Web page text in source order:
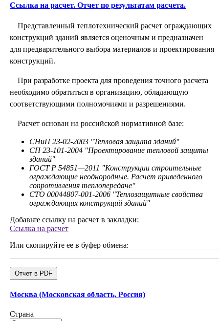
Ссылка на расчет. Отчет по результатам расчета.
Представленный теплотехнический расчет ограждающих
конструкций зданий является оценочным и предназначен
для предварительного выбора материалов и проектирования
конструкций.
При разработке проекта для проведения точного расчета
необходимо обратиться в организацию, обладающую
соответствующими полномочиями и разрешениями.
Расчет основан на российской нормативной базе:
СНиП 23-02-2003 "Тепловая защита зданий"
СП 23-101-2004 "Проектирование тепловой защиты
зданий"
ГОСТ Р 54851—2011 "Конструкции строительные
ограждающие неоднородные. Расчет приведенного
сопротивления теплопередаче"
СТО 00044807-001-2006 "Теплозащитные свойства
ограждающих конструкций зданий"
Добавьте ссылку на расчет в закладки:
Ссылка на расчет
Или скопируйте ее в буфер обмена:
Отчет в PDF
Москва (Московская область, Россия)
Страна